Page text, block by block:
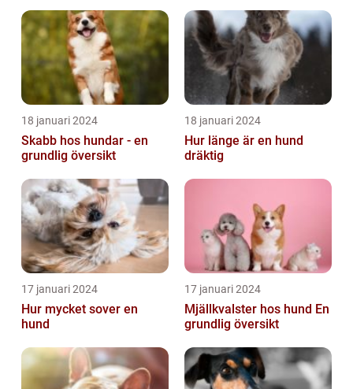
18 januari 2024
Skabb hos hundar - en
grundlig översikt
18 januari 2024
Hur länge är en hund
dräktig
17 januari 2024
Hur mycket sover en
hund
17 januari 2024
Mjällkvalster hos hund En
grundlig översikt